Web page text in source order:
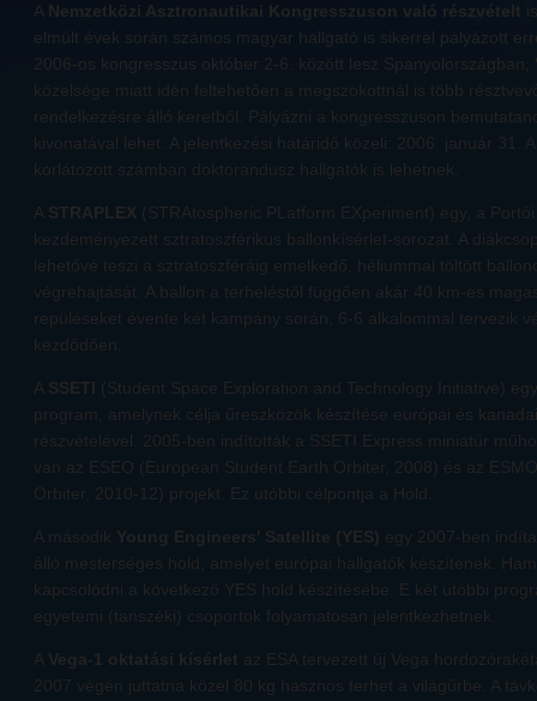
A Nemzetközi Asztronautikai Kongresszuson való részvételt
elmúlt évek során számos magyar hallgató is sikerrel pályázott
2006-os kongresszus október 2-6. között lesz Spanyolországban,
közelsége miatt idén feltehetően a megszokottnál is több
rendelkezésre álló keretből. Pályázni a kongresszuson
kivonatával lehet. A jelentkezési határidő közeli: 2006. január 31.
korlátozott számban doktorandusz hallgatók is lehetnek.
A STRAPLEX (STRAtospheric PLatform EXperiment) egy, a
kezdeményezett sztratoszférikus ballonkísérlet-sorozat. A
lehetővé teszi a sztratoszféráig emelkedő, héliummal töltött
végrehajtását. A ballon a terheléstől függően akár 40 km-es
repüléseket évente két kampány során, 6-6 alkalommal tervezik
kezdődően.
A SSETI (Student Space Exploration and Technology Initiative)
program, amelynek célja űreszközök készítése európai és
részvételével. 2005-ben indították a SSETI Express miniatűr
van az ESEO (European Student Earth Orbiter, 2008) és az
Orbiter, 2010-12) projekt. Ez utóbbi célpontja a Hold.
A második Young Engineers' Satellite (YES) egy 2007-ben
álló mesterséges hold, amelyet európai hallgatók készítenek.
kapcsolódni a következő YES hold készítésébe. E két utóbbi
egyetemi (tanszéki) csoportok folyamatosan jelentkezhetnek.
A Vega-1 oktatási kísérlet az ESA tervezett új Vega
2007 végén juttatna közel 80 kg hasznos terhet a világűrbe. A